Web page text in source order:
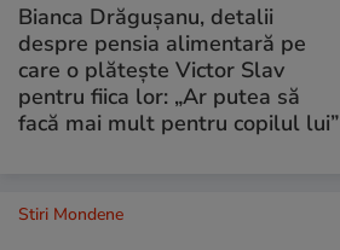
Bianca Drăgușanu, detalii
despre pensia alimentară pe
care o plătește Victor Slav
pentru fiica lor: „Ar putea să
facă mai mult pentru copilul lui”
Stiri Mondene